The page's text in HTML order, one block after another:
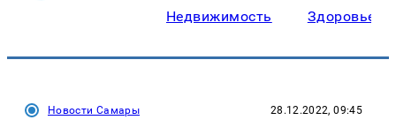
Недвижимость Здоровье
Новости Самары 28.12.2022, 09:45